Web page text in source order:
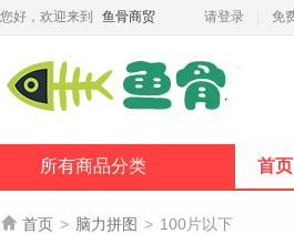
您好，欢迎来到 鱼骨商贸 请登录 免
所有商品分类 首页
 首页 > 脑力拼图 > 100片以下